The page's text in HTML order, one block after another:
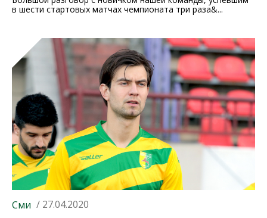
в шести стартовых матчах чемпионата три раза&...
Сми / 27.04.2020